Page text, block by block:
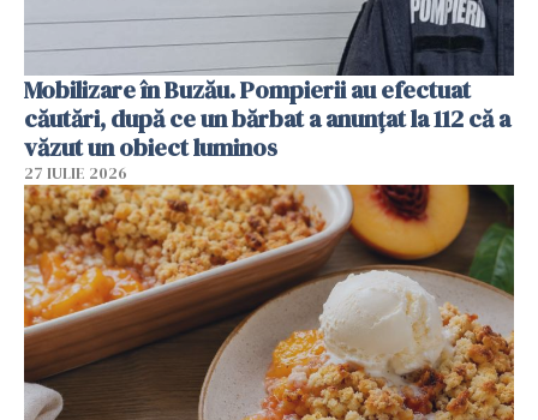
Mobilizare în Buzău. Pompierii au efectuat
căutări, după ce un bărbat a anunțat la 112 că a
văzut un obiect luminos
27 IULIE 2026